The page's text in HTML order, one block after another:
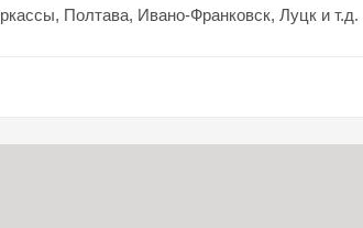
Полтава, Ивано-Франковск, Луцк и т.д.